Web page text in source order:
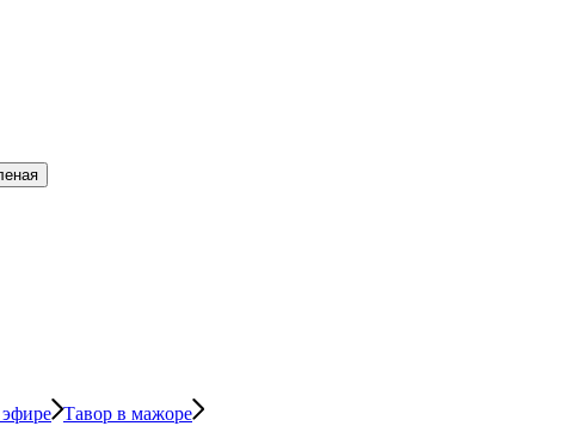
Тавор в мажоре